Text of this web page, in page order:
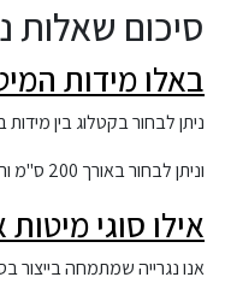
סיכום שאלות
באלו מידות
ניתן לבחור בקטלוג בין מידות באורך 190 ס"מ ורוחב משתנה של
וניתן לבחור באורך 200 ס"מ ורוחב משתנה כמו בדגם 190 הסנטימטרים.
אילו סוגי
אנו נגרייה שמתמחה בייצור